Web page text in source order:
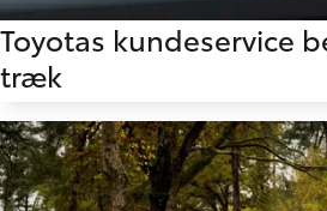
Toyotas kundeservice
træk